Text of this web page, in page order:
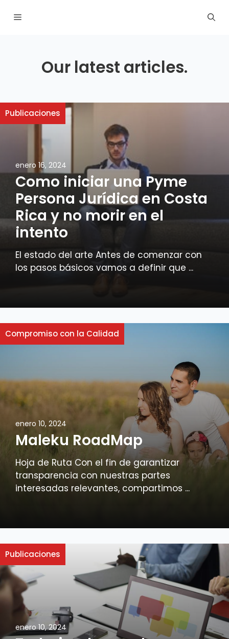
MENÚ
Our latest articles.
Publicaciones
enero 16, 2024
Como iniciar una Pyme
Persona Jurídica en Costa
Rica y no morir en el
intento
El estado del arte Antes de comenzar con
los pasos básicos vamos a definir que ...
Compromiso con la Calidad
enero 10, 2024
Maleku RoadMap
Hoja de Ruta Con el fin de garantizar
transparencia con nuestras partes
interesadas relevantes, compartimos ...
Publicaciones
enero 10, 2024